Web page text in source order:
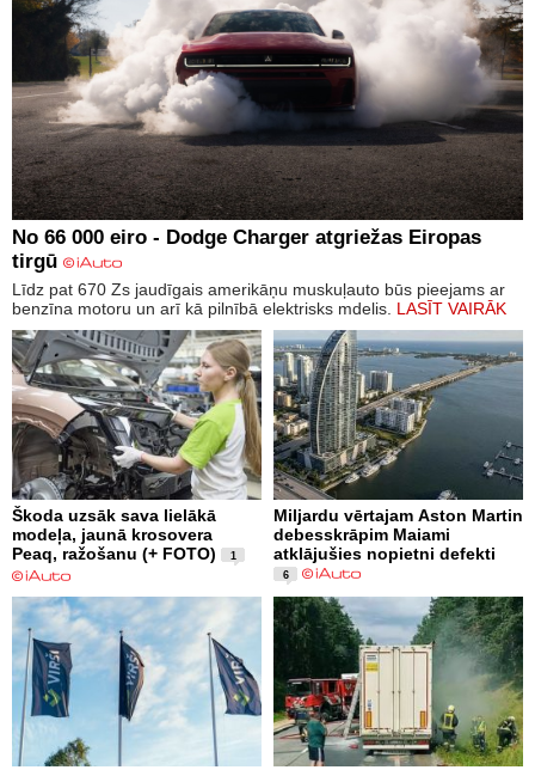
No 66 000 eiro - Dodge Charger atgriežas Eiropas
tirgū
Līdz pat 670 Zs jaudīgais amerikāņu muskuļauto būs pieejams ar
benzīna motoru un arī kā pilnībā elektrisks mdelis. LASĪT VAIRĀK
Škoda uzsāk sava lielākā
modeļa, jaunā krosovera
Peaq, ražošanu (+ FOTO)
1
Miljardu vērtajam Aston Martin
debesskrāpim Maiami
atklājušies nopietni defekti
6